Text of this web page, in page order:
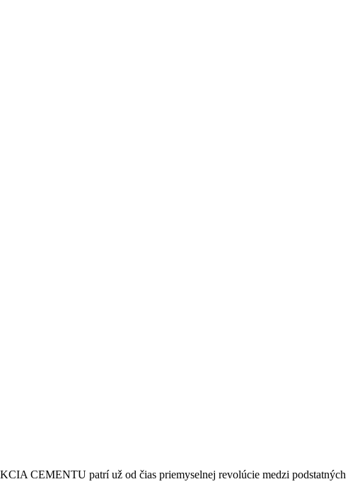
CEMENTU patrí už od čias priemyselnej revolúcie medzi